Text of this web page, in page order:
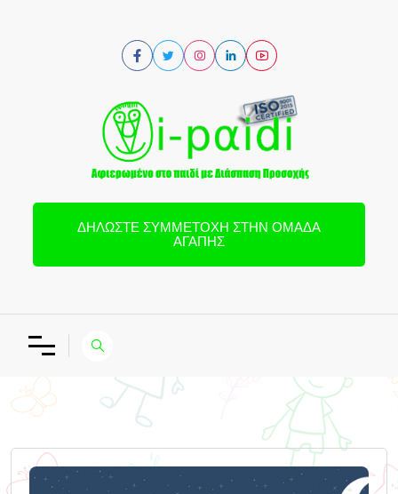
ΔΗΛΏΣΤΕ ΣΥΜΜΕΤΟΧΉ ΣΤΗΝ ΟΜΆΔΑ
ΑΓΆΠΗΣ